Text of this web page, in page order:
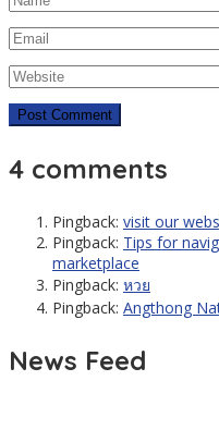
4 comments
Pingback: visit our
Pingback: Tips for
marketplace
Pingback: หวย
Pingback: Angthong
News Feed